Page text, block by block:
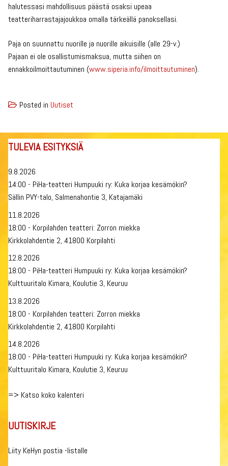
halutessasi mahdollisuus päästä osaksi upeaa
teatteriharrastajajoukkoa omalla tärkeällä panoksellasi.
Paja on suunnattu nuorille ja nuorille aikuisille (alle 29-v.)
Pajaan ei ole osallistumismaksua, mutta siihen on
ennakkoilmoittautuminen (www.siperia.info/ilmoittautuminen).
Posted in Uutiset
TULEVIA ESITYKSIÄ
9.8.2026
14:00 - PiHa-teatteri Humpuuki ry: Kuka korjaa kesämökin?
Sällin PVY-talo, Salmenahontie 3, Katajamäki
11.8.2026
18:00 - Korpilahden teatteri: Zorron miekka
Kirkkolahdentie 2, 41800 Korpilahti
12.8.2026
18:00 - PiHa-teatteri Humpuuki ry: Kuka korjaa kesämökin?
Kulttuuritalo Kimara, Koulutie 3, Keuruu
13.8.2026
18:00 - Korpilahden teatteri: Zorron miekka
Kirkkolahdentie 2, 41800 Korpilahti
14.8.2026
18:00 - PiHa-teatteri Humpuuki ry: Kuka korjaa kesämökin?
Kulttuuritalo Kimara, Koulutie 3, Keuruu
=> Katso koko kalenteri
UUTISKIRJE
Liity KeHyn postia -listalle